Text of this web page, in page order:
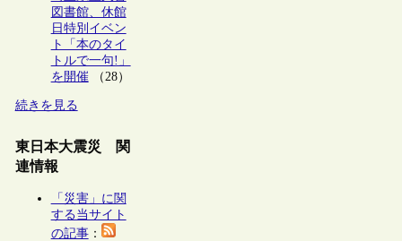
図書館、休館
日特別イベン
ト「本のタイ
トルで一句!」
を開催（28）
続きを見る
東日本大震災 関
連情報
「災害」に関
する当サイト
の記事：